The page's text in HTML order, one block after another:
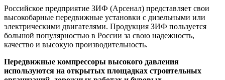
Российское предприятие ЗИФ (Арсенал) представляет свои
высокобарные передвижные установки с дизельными или
электрическими двигателями. Продукция ЗИФ пользуется
большой популярностью в России за свою надежность,
качество и высокую производительность.
Передвижные компрессоры высокого давления
используются на открытых площадках строительных